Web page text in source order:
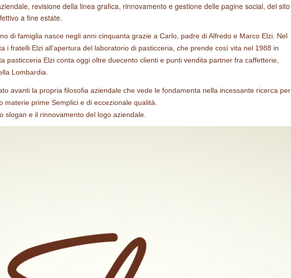
revisione della linea grafica, rinnovamento e gestione delle pagine social, del
a fine estate.
di famiglia nasce negli anni cinquanta grazie a Carlo, padre di Alfredo e Marco Elzi. Nel
i fratelli Elzi all’apertura del laboratorio di pasticceria, che prende così vita nel 1988 in
pasticceria Elzi conta oggi oltre duecento clienti e punti vendita partner fra caffetterie,
Lombardia.
avanti la propria filosofia aziendale che vede le fondamenta nella incessante ricerca per
prime Semplici e di eccezionale qualità.
slogan e il rinnovamento del logo aziendale.